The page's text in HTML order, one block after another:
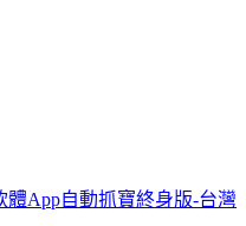
體App自動抓寶終身版-台灣